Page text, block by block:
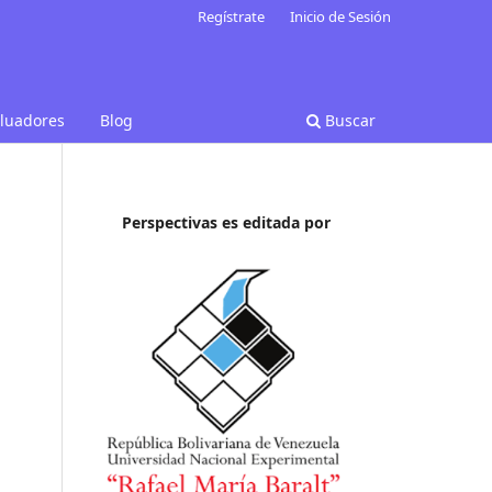
Blog Buscar
Regístrate Inicio de Sesión
Perspectivas es editada por